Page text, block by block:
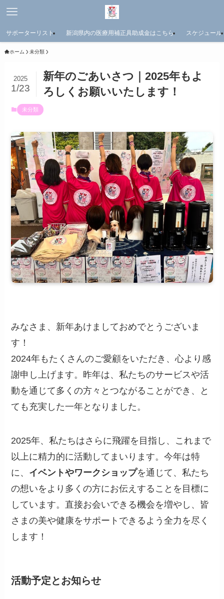
サポーターリスト 新潟県内の医療用補正具助成金はこちら スケジュール
ホーム 未分類
新年のごあいさつ｜2025年もよ
ろしくお願いいたします！
2025
1/23
未分類
みなさま、新年あけましておめでとうございま
す！
2024年もたくさんのご愛顧をいただき、心より感
謝申し上げます。昨年は、私たちのサービスや活
動を通じて多くの方々とつながることができ、と
ても充実した一年となりました。
2025年、私たちはさらに飛躍を目指し、これまで
以上に精力的に活動してまいります。今年は特
に、 イベントやワークショップを通じて、私たち
の想いをより多くの方にお伝えすることを目標に
しています。直接お会いできる機会を増やし、皆
さまの美や健康をサポートできるよう全力を尽く
します！
活動予定とお知らせ